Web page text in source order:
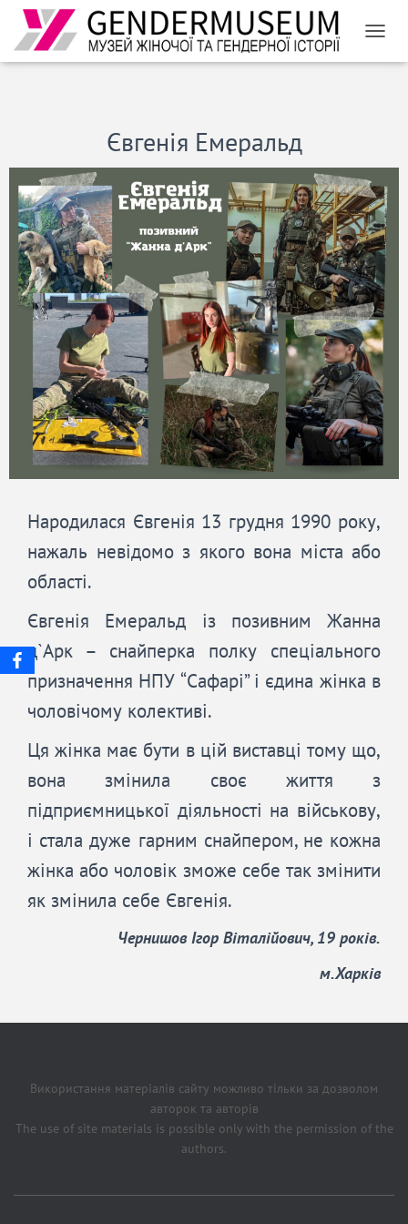
Євгенія Емеральд
Народилася Євгенія 13 грудня 1990 року,
нажаль невідомо з якого вона міста або
області.
Євгенія Емеральд із позивним Жанна
д`Арк – снайперка полку спеціального
призначення НПУ “Сафарі” і єдина жінка в
чоловічому колективі.
Ця жінка має бути в цій виставці тому що,
вона змінила своє життя з
підприємницької діяльності на військову,
і стала дуже гарним снайпером, не кожна
жінка або чоловік зможе себе так змінити
як змінила себе Євгенія.
Чернишов Ігор Віталійович, 19 років.
м.Харків
Використання матеріалів сайту можливо тільки за дозволом
авторок та авторів
The use of site materials is possible only with the permission of the
authors.